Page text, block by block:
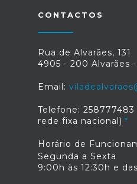
CONTACTOS
Rua de Alvarães, 131
4905 - 200 Alvarães
Email:
Telefone: 258777483
rede fixa nacional)
Horário de
Segunda a Sexta
9:00h às 12:30h e